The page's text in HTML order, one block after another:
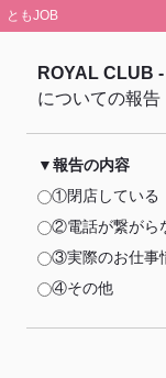
ともJOB
ROYAL CLUB
についての報告
報告の内容
①閉店している
②電話が繋がら
③実際のお仕事
④その他